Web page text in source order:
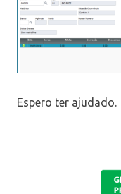
Espero ter ajudado.